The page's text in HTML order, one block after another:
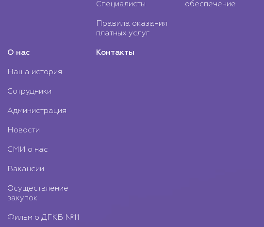
Специалисты
Правила оказания
платных услуг
обеспечение
О нас
Наша история
Сотрудники
Администрация
Новости
СМИ о нас
Вакансии
Осуществление
закупок
Фильм о ДГКБ №11
Контакты